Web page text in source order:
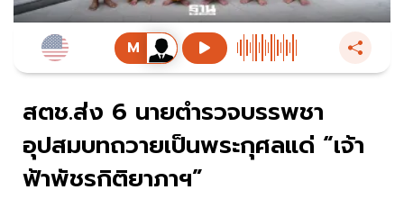
สตช.ส่ง 6 นายตำรวจบรรพชา
อุปสมบทถวายเป็นพระกุศลแด่ “เจ้า
ฟ้าพัชรกิติยาภาฯ”